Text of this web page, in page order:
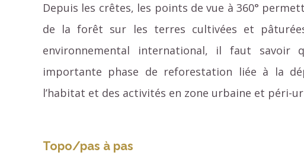
Depuis les crêtes, les points de vue à 360°
de la forêt sur les terres cultivées et
environnemental international, il faut
importante phase de reforestation liée à la
l’habitat et des activités en zone urbaine et péri-
Topo/pas à pas